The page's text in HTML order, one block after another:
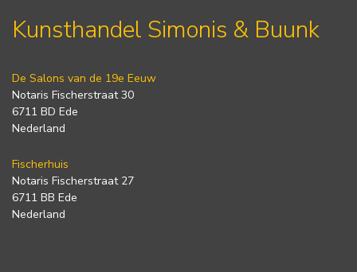
Kunsthandel Simonis & Buunk
De Salons van de 19e Eeuw
Notaris Fischerstraat 30
6711 BD Ede
Nederland
Fischerhuis
Notaris Fischerstraat 27
6711 BB Ede
Nederland